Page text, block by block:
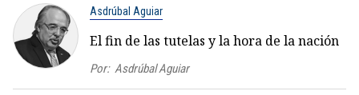
Asdrúbal Aguiar
El fin de las tutelas y la hora de la nación
Por: Asdrúbal Aguiar